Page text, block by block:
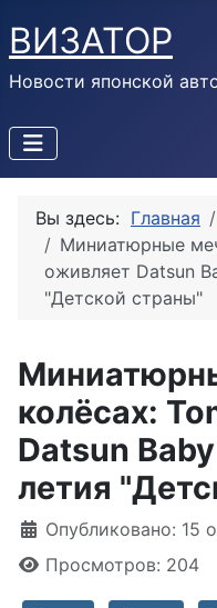
ВИЗАТОР
Новости японской
Вы здесь: Главная
Миниатюрные
оживляет Datsun
"Детской страны"
колёсах:
Datsun
летия
Информация о
Опубликовано: 15
Просмотров: 204